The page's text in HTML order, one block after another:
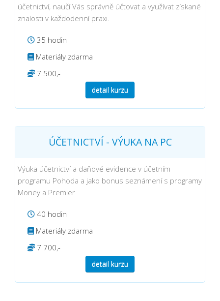
účetnictví, naučí Vás správně účtovat a využívat získané
znalosti v každodenní praxi.
35 hodin
Materiály zdarma
7 500,-
detail kurzu
ÚČETNICTVÍ - VÝUKA NA PC
Výuka účetnictví a daňové evidence v účetním
programu Pohoda a jako bonus seznámení s programy
Money a Premier
40 hodin
Materiály zdarma
7 700,-
detail kurzu